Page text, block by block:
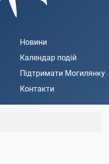
Новини
Календар подій
Підтримати Могилянку
Контакти